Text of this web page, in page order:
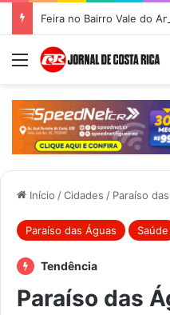
Menu
Início /Cidades / Paraíso
Paraíso das Águas Saúde
Tendência
Paraíso das